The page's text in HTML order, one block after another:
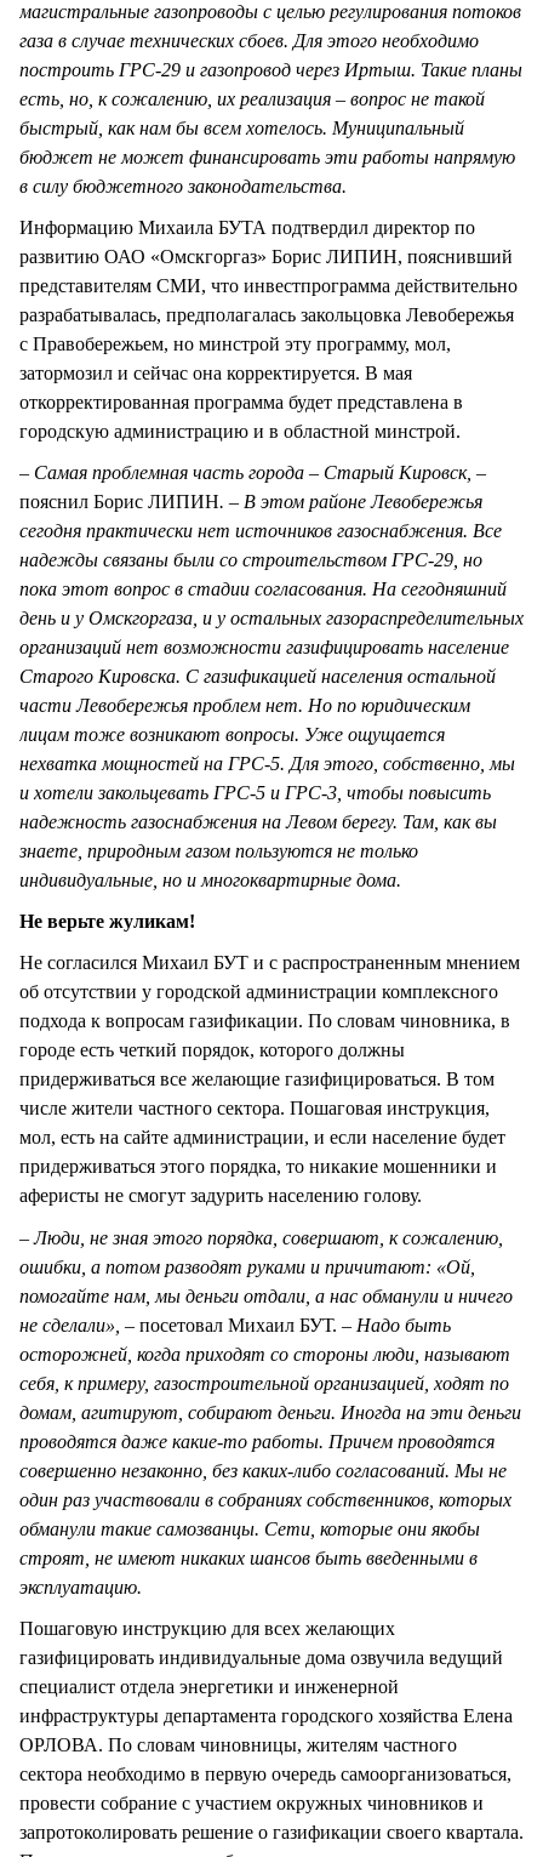
магистральные газопроводы с целью регулирования потоков
газа в случае технических сбоев. Для этого необходимо
построить ГРС-29 и газопровод через Иртыш. Такие планы
есть, но, к сожалению, их реализация – вопрос не такой
быстрый, как нам бы всем хотелось. Муниципальный
бюджет не может финансировать эти работы напрямую
в силу бюджетного законодательства.
Информацию Михаила БУТА подтвердил директор по
развитию ОАО «Омскгоргаз» Борис ЛИПИН, пояснивший
представителям СМИ, что инвестпрограмма действительно
разрабатывалась, предполагалась закольцовка Левобережья
с Правобережьем, но минстрой эту программу, мол,
затормозил и сейчас она корректируется. В мая
откорректированная программа будет представлена в
городскую администрацию и в областной минстрой.
– Самая проблемная часть города – Старый Кировск, –
пояснил Борис ЛИПИН. – В этом районе Левобережья
сегодня практически нет источников газоснабжения. Все
надежды связаны были со строительством ГРС-29, но
пока этот вопрос в стадии согласования. На сегодняшний
день и у Омскгоргаза, и у остальных газораспределительных
организаций нет возможности газифицировать население
Старого Кировска. С газификацией населения остальной
части Левобережья проблем нет. Но по юридическим
лицам тоже возникают вопросы. Уже ощущается
нехватка мощностей на ГРС-5. Для этого, собственно, мы
и хотели закольцевать ГРС-5 и ГРС-3, чтобы повысить
надежность газоснабжения на Левом берегу. Там, как вы
знаете, природным газом пользуются не только
индивидуальные, но и многоквартирные дома.
Не верьте жуликам!
Не согласился Михаил БУТ и с распространенным мнением
об отсутствии у городской администрации комплексного
подхода к вопросам газификации. По словам чиновника, в
городе есть четкий порядок, которого должны
придерживаться все желающие газифицироваться. В том
числе жители частного сектора. Пошаговая инструкция,
мол, есть на сайте администрации, и если население будет
придерживаться этого порядка, то никакие мошенники и
аферисты не смогут задурить населению голову.
– Люди, не зная этого порядка, совершают, к сожалению,
ошибки, а потом разводят руками и причитают: «Ой,
помогайте нам, мы деньги отдали, а нас обманули и ничего
не сделали», – посетовал Михаил БУТ. – Надо быть
осторожней, когда приходят со стороны люди, называют
себя, к примеру, газостроительной организацией, ходят по
домам, агитируют, собирают деньги. Иногда на эти деньги
проводятся даже какие-то работы. Причем проводятся
совершенно незаконно, без каких-либо согласований. Мы не
один раз участвовали в собраниях собственников, которых
обманули такие самозванцы. Сети, которые они якобы
строят, не имеют никаких шансов быть введенными в
эксплуатацию.
Пошаговую инструкцию для всех желающих
газифицировать индивидуальные дома озвучила ведущий
специалист отдела энергетики и инженерной
инфраструктуры департамента городского хозяйства Елена
ОРЛОВА. По словам чиновницы, жителям частного
сектора необходимо в первую очередь самоорганизоваться,
провести собрание с участием окружных чиновников и
запротоколировать решение о газификации своего квартала.